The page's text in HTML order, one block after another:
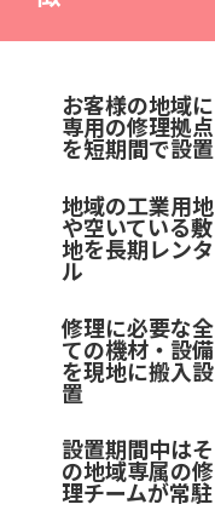
お客様の地域に
専用の修理拠点
を短期間で設置
地域の工業用地
や空いている敷
地を長期レンタ
ル
修理に必要な全
ての機材・設備
を現地に搬入設
置
設置期間中はそ
の地域専属の修
理チームが常駐